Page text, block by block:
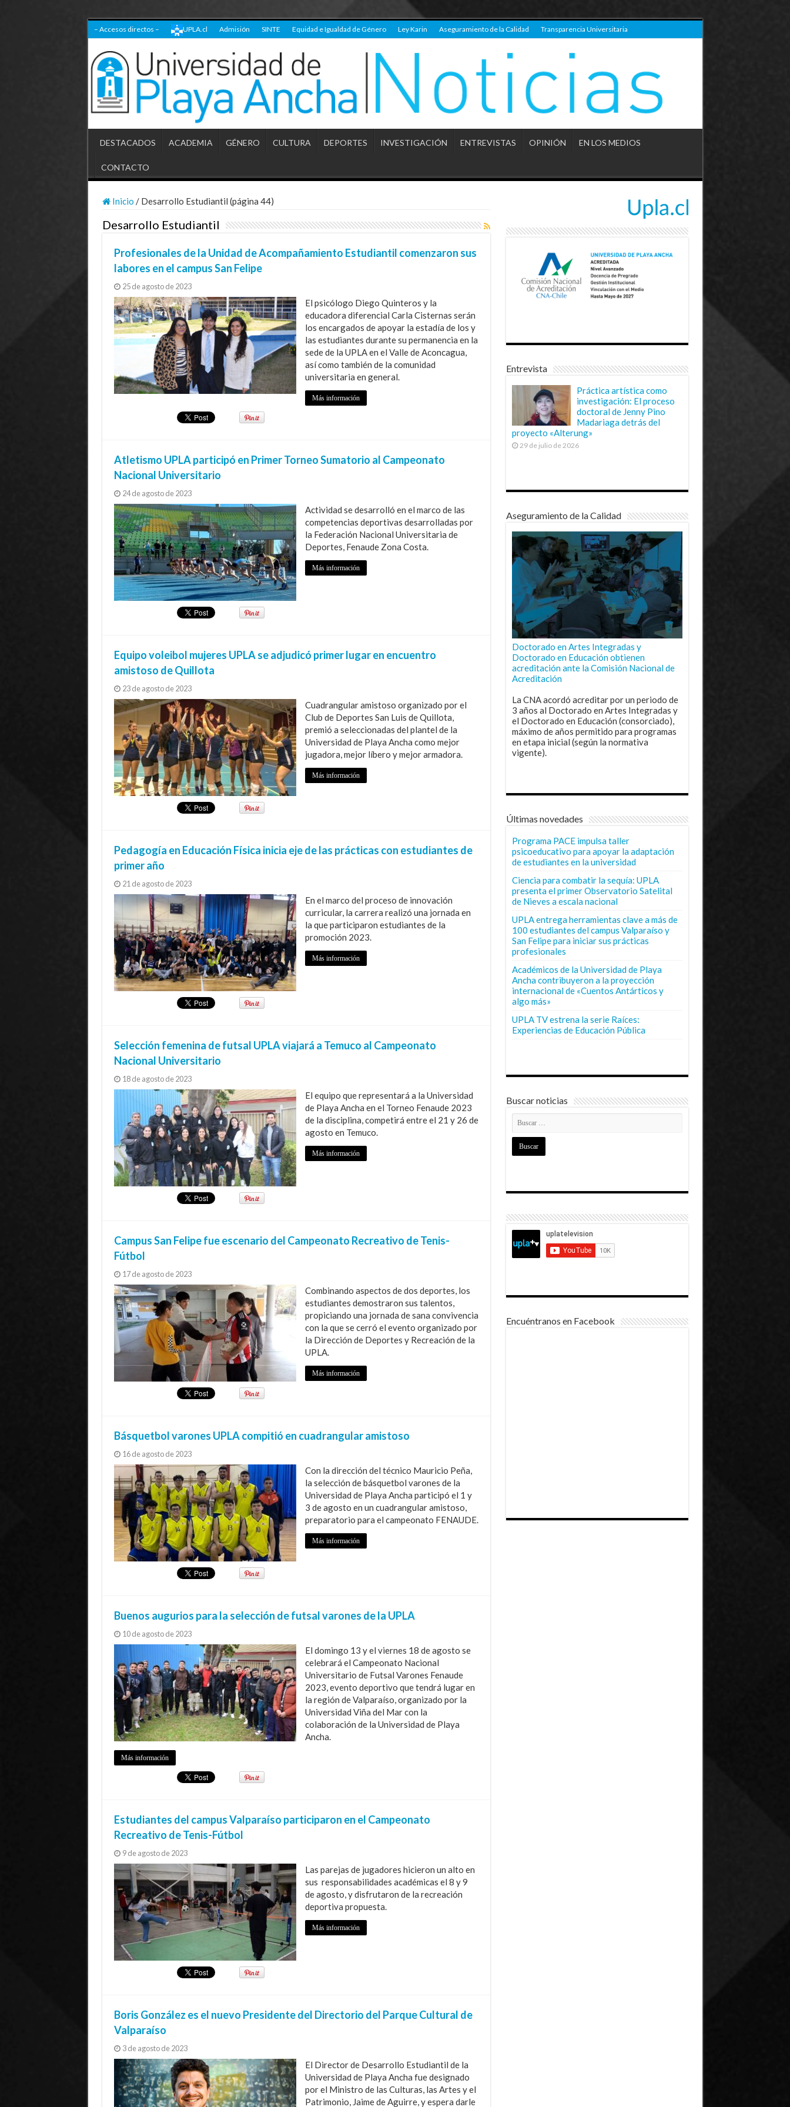
– Accesos directos – UPLA.cl Admisión SINTE Equidad e Igualdad de Género Ley Karin Aseguramiento de la Calidad Transparencia Universitaria
DESTACADOS ACADEMIA GÉNERO CULTURA DEPORTES INVESTIGACIÓN ENTREVISTAS OPINIÓN EN LOS MEDIOS
CONTACTO
Inicio / Desarrollo Estudiantil (página 44)
Desarrollo Estudiantil
Profesionales de la Unidad de Acompañamiento Estudiantil comenzaron sus
labores en el campus San Felipe
25 de agosto de 2023
El psicólogo Diego Quinteros y la
educadora diferencial Carla Cisternas serán
los encargados de apoyar la estadía de los y
las estudiantes durante su permanencia en la
sede de la UPLA en el Valle de Aconcagua,
así como también de la comunidad
universitaria en general.
Más información
Atletismo UPLA participó en Primer Torneo Sumatorio al Campeonato
Nacional Universitario
24 de agosto de 2023
Actividad se desarrolló en el marco de las
competencias deportivas desarrolladas por
la Federación Nacional Universitaria de
Deportes, Fenaude Zona Costa.
Más información
Equipo voleibol mujeres UPLA se adjudicó primer lugar en encuentro
amistoso de Quillota
23 de agosto de 2023
Cuadrangular amistoso organizado por el
Club de Deportes San Luis de Quillota,
premió a seleccionadas del plantel de la
Universidad de Playa Ancha como mejor
jugadora, mejor líbero y mejor armadora.
Más información
Pedagogía en Educación Física inicia eje de las prácticas con estudiantes de
primer año
21 de agosto de 2023
En el marco del proceso de innovación
curricular, la carrera realizó una jornada en
la que participaron estudiantes de la
promoción 2023.
Más información
Selección femenina de futsal UPLA viajará a Temuco al Campeonato
Nacional Universitario
18 de agosto de 2023
El equipo que representará a la Universidad
de Playa Ancha en el Torneo Fenaude 2023
de la disciplina, competirá entre el 21 y 26 de
agosto en Temuco.
Más información
Campus San Felipe fue escenario del Campeonato Recreativo de Tenis-
Fútbol
17 de agosto de 2023
Combinando aspectos de dos deportes, los
estudiantes demostraron sus talentos,
propiciando una jornada de sana convivencia
con la que se cerró el evento organizado por
la Dirección de Deportes y Recreación de la
UPLA.
Más información
Básquetbol varones UPLA compitió en cuadrangular amistoso
16 de agosto de 2023
Con la dirección del técnico Mauricio Peña,
la selección de básquetbol varones de la
Universidad de Playa Ancha participó el 1 y
3 de agosto en un cuadrangular amistoso,
preparatorio para el campeonato FENAUDE.
Más información
Buenos augurios para la selección de futsal varones de la UPLA
10 de agosto de 2023
El domingo 13 y el viernes 18 de agosto se
celebrará el Campeonato Nacional
Universitario de Futsal Varones Fenaude
2023, evento deportivo que tendrá lugar en
la región de Valparaíso, organizado por la
Universidad Viña del Mar con la
colaboración de la Universidad de Playa
Ancha.
Más información
Estudiantes del campus Valparaíso participaron en el Campeonato
Recreativo de Tenis-Fútbol
9 de agosto de 2023
Las parejas de jugadores hicieron un alto en
sus responsabilidades académicas el 8 y 9
de agosto, y disfrutaron de la recreación
deportiva propuesta.
Más información
Boris González es el nuevo Presidente del Directorio del Parque Cultural de
Valparaíso
3 de agosto de 2023
El Director de Desarrollo Estudiantil de la
Universidad de Playa Ancha fue designado
por el Ministro de las Culturas, las Artes y el
Patrimonio, Jaime de Aguirre, y espera darle
Entrevista
Práctica artística como
investigación: El proceso
doctoral de Jenny Pino
Madariaga detrás del
proyecto «Alterung»
29 de julio de 2026
Aseguramiento de la Calidad
Doctorado en Artes Integradas y
Doctorado en Educación obtienen
acreditación ante la Comisión Nacional de
Acreditación
La CNA acordó acreditar por un periodo de
3 años al Doctorado en Artes Integradas y
el Doctorado en Educación (consorciado),
máximo de años permitido para programas
en etapa inicial (según la normativa
vigente).
Últimas novedades
Programa PACE impulsa taller
psicoeducativo para apoyar la adaptación
de estudiantes en la universidad
Ciencia para combatir la sequía: UPLA
presenta el primer Observatorio Satelital
de Nieves a escala nacional
UPLA entrega herramientas clave a más de
100 estudiantes del campus Valparaíso y
San Felipe para iniciar sus prácticas
profesionales
Académicos de la Universidad de Playa
Ancha contribuyeron a la proyección
internacional de «Cuentos Antárticos y
algo más»
UPLA TV estrena la serie Raíces:
Experiencias de Educación Pública
Buscar noticias
Encuéntranos en Facebook